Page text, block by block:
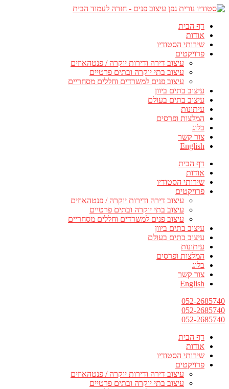
דף הבית
אודות
שירותי הסטודיו
פרויקטים
עיצוב דירה ודירות יוקרה / פנטהאוזים
עיצוב בתי יוקרה ובתים פרטיים
עיצוב פנים למשרדים וחללים מסחריים
עיצוב בתים ביוון
עיצוב בתים בעולם
עיתונות
המלצות ופרסים
בלוג
צור קשר
English
דף הבית
אודות
שירותי הסטודיו
פרויקטים
עיצוב דירה ודירות יוקרה / פנטהאוזים
עיצוב בתי יוקרה ובתים פרטיים
עיצוב פנים למשרדים וחללים מסחריים
עיצוב בתים ביוון
עיצוב בתים בעולם
עיתונות
המלצות ופרסים
בלוג
צור קשר
English
052-2685740
052-2685740
052-2685740
דף הבית
אודות
שירותי הסטודיו
פרויקטים
עיצוב דירה ודירות יוקרה / פנטהאוזים
עיצוב בתי יוקרה ובתים פרטיים